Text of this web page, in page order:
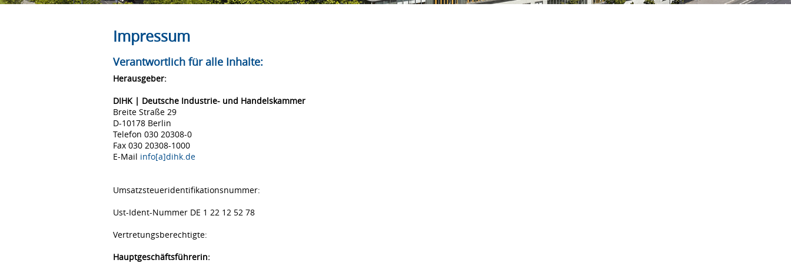
Impressum
Verantwortlich für alle Inhalte:
Herausgeber:
DIHK | Deutsche Industrie- und Handelskammer
Breite Straße 29
D-10178 Berlin
Telefon 030 20308-0
Fax 030 20308-1000
E-Mail info[a]dihk.de
Umsatzsteueridentifikationsnummer:
Ust-Ident-Nummer DE 1 22 12 52 78
Vertretungsberechtigte:
Hauptgeschäftsführerin: